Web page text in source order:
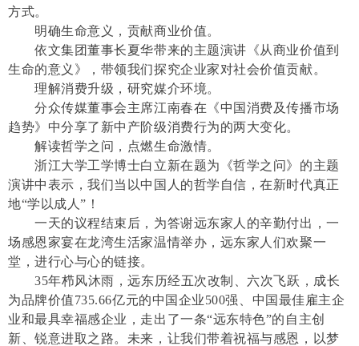
方式。
明确生命意义，贡献商业价值。
依文集团董事长夏华带来的主题演讲《从商业价值到
生命的意义》，带领我们探究企业家对社会价值贡献。
理解消费升级，研究媒介环境。
分众传媒董事会主席江南春在《中国消费及传播市场
趋势》中分享了新中产阶级消费行为的两大变化。
解读哲学之问，点燃生命激情。
浙江大学工学博士白立新在题为《哲学之问》的主题
演讲中表示，我们当以中国人的哲学自信，在新时代真正
地“学以成人”！
一天的议程结束后，为答谢远东家人的辛勤付出，一
场感恩家宴在龙湾生活家温情举办，远东家人们欢聚一
堂，进行心与心的链接。
35年栉风沐雨，远东历经五次改制、六次飞跃，成长
为品牌价值735.66亿元的中国企业500强、中国最佳雇主企
业和最具幸福感企业，走出了一条“远东特色”的自主创
新、锐意进取之路。未来，让我们带着祝福与感恩，以梦